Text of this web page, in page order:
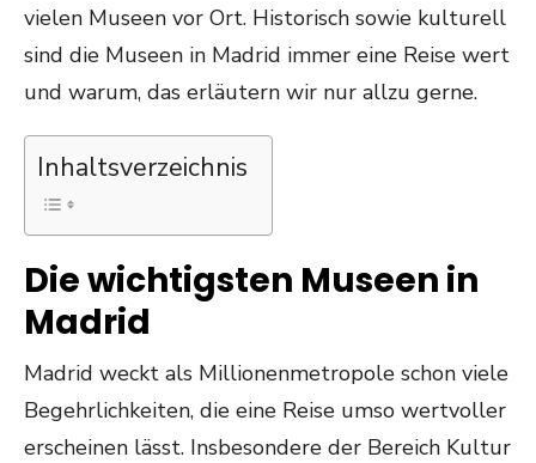
vielen Museen vor Ort. Historisch sowie kulturell
sind die Museen in Madrid immer eine Reise wert
und warum, das erläutern wir nur allzu gerne.
Inhaltsverzeichnis
Die wichtigsten Museen in
Madrid
Madrid weckt als Millionenmetropole schon viele
Begehrlichkeiten, die eine Reise umso wertvoller
erscheinen lässt. Insbesondere der Bereich Kultur